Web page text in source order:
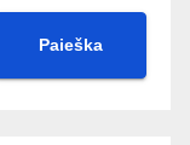
Paieška